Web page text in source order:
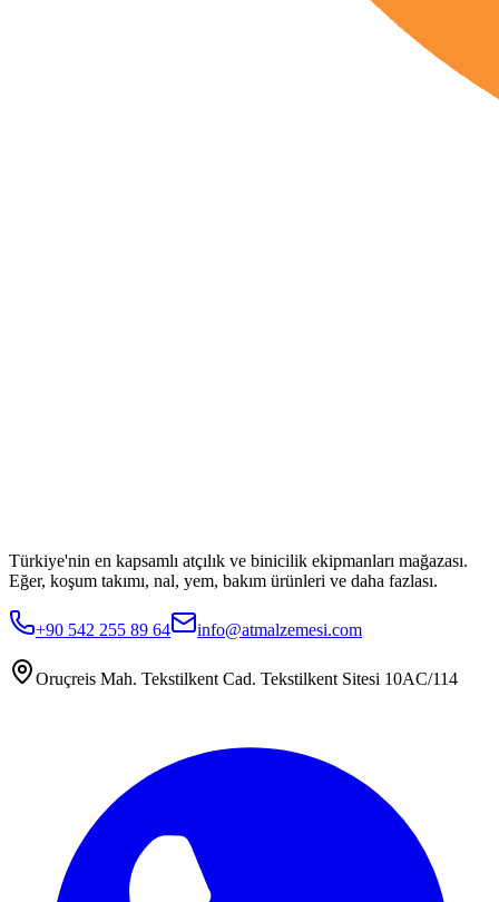
Türkiye'nin en kapsamlı atçılık ve binicilik ekipmanları mağazası.
Eğer, koşum takımı, nal, yem, bakım ürünleri ve daha fazlası.
+90 542 255 89 64 info@atmalzemesi.com
Oruçreis Mah. Tekstilkent Cad. Tekstilkent Sitesi 10AC/114